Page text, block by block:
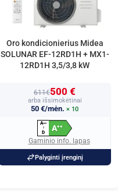
Oro kondicionierius Midea
SOLUNAR EF-12RD1H + MX1-
12RD1H 3,5/3,8 kW
611€500 €
arba išsimokėtinai
50 €/mėn. × 10
A+++
↑
D
A++
Gaminio info. lapas
Palyginti įrenginį